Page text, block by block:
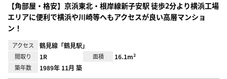
【角部屋・格安】京浜東北・根岸線新子安駅 徒歩2分より横浜工場
エリアに便利で横浜や川崎等へもアクセスが良い高層マンショ
ン！
アクセス 鶴見線「鶴見駅」
間取り 1R 面積 16.1m²
築年数 1989年 11月 築